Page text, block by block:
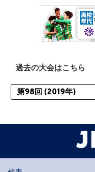
過去の大会はこちら